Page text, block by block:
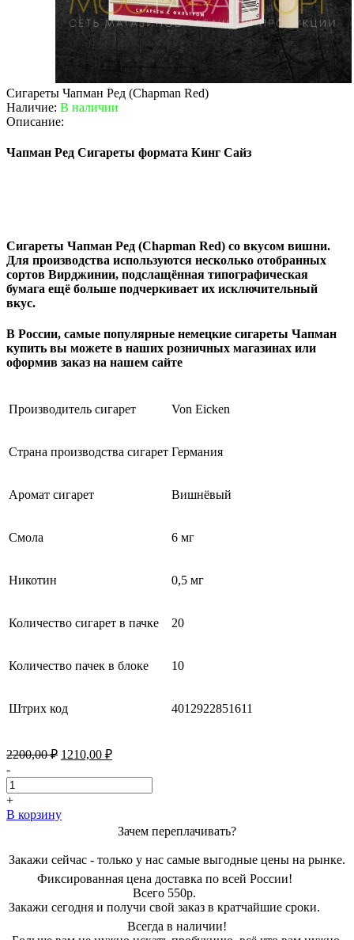
Сигареты Чапман Ред (Chapman Red)
Наличие: В наличии
Описание:
Чапман Ред Сигареты формата Кинг Сайз
Сигареты Чапман Ред (Chapman Red) со вкусом вишни.
Для производства используются несколько отобранных
сортов Вирджинии, подслащённая типографическая
бумага ещё больше подчеркивает их исключительный
вкус.
В России, самые популярные немецкие сигареты Чапман
купить вы можете в наших розничных магазинах или
оформив заказ на нашем сайте
Производитель сигарет Von Eicken
Страна производства сигарет Германия
Аромат сигарет Вишнёвый
Смола 6 мг
Никотин 0,5 мг
Количество сигарет в пачке 20
Количество пачек в блоке 10
Штрих код 4012922851611
2200,00₽ Первоначальная
составляла
2200,00 ₽.
1210,00 ₽Текущая
1210,00 ₽.
-
+
В корзину
Зачем переплачивать?
Закажи сейчас - только у нас самые выгодные цены на рынке.
Фиксированная цена доставка по всей России!
Всего 550р.
Закажи сегодня и получи свой заказ в кратчайшие сроки.
Всегда в наличии!